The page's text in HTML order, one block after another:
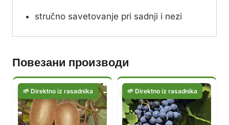
stručno savetovanje pri sadnji i nezi
Повезани производи